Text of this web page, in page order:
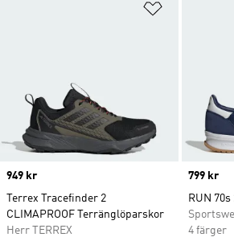
Price
949 kr
Terrex Tracefinder 2
CLIMAPROOF Terränglöparskor
Herr TERREX
Price
799 kr
RUN 70s
4 färger